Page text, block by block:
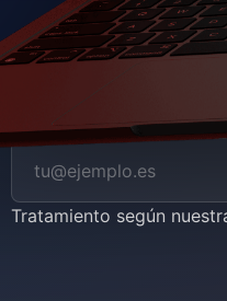
Tratamiento según